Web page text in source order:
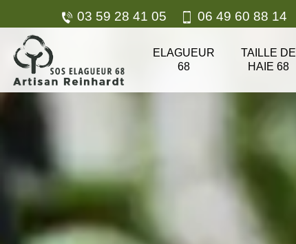
03 59 28 41 05 06 49 60 88 14
ELAGUEUR
68
TAILLE DE
HAIE 68